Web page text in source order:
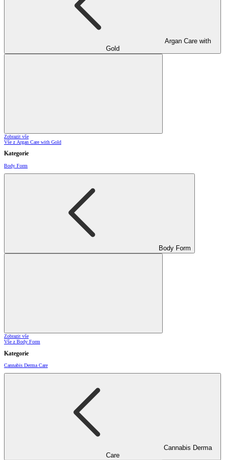
Argan Care with
Gold
Zobrazit vše
Vše z Argan Care with Gold
Kategorie
Body Form
Body Form
Zobrazit vše
Vše z Body Form
Kategorie
Cannabis Derma Care
Cannabis Derma
Care